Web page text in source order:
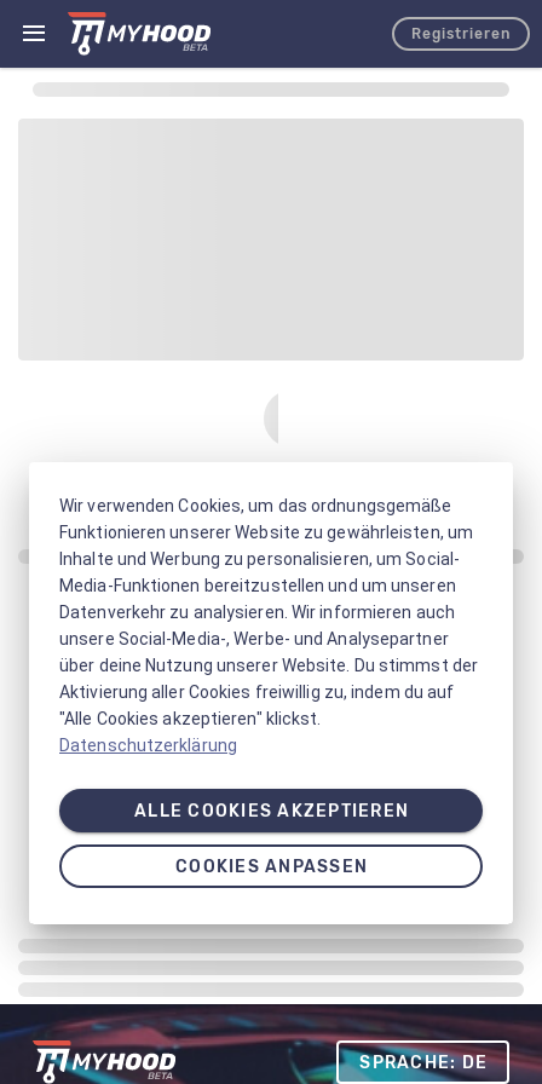
Registrieren
SPRACHE: DE
Wir verwenden Cookies, um das ordnungsgemäße
Funktionieren unserer Website zu gewährleisten, um
Inhalte und Werbung zu personalisieren, um Social-
Media-Funktionen bereitzustellen und um unseren
Datenverkehr zu analysieren. Wir informieren auch
unsere Social-Media-, Werbe- und Analysepartner
über deine Nutzung unserer Website. Du stimmst der
Aktivierung aller Cookies freiwillig zu, indem du auf
"Alle Cookies akzeptieren" klickst.
Datenschutzerklärung
ALLE COOKIES AKZEPTIEREN
COOKIES ANPASSEN